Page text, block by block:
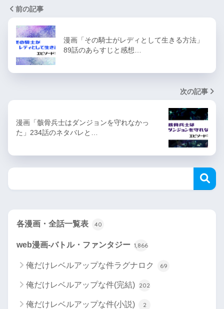
前の記事
漫画「その騎士がレディとして生きる方法」
89話のあらすじと感想…
次の記事
漫画「骸骨兵士はダンジョンを守れなかっ
た」234話のネタバレと…
各漫画・全話一覧表 40
web漫画-バトル・ファンタジー 1,866
俺だけレベルアップな件ラグナロク 69
俺だけレベルアップな件(完結) 202
俺だけレベルアップな件(小説) 2